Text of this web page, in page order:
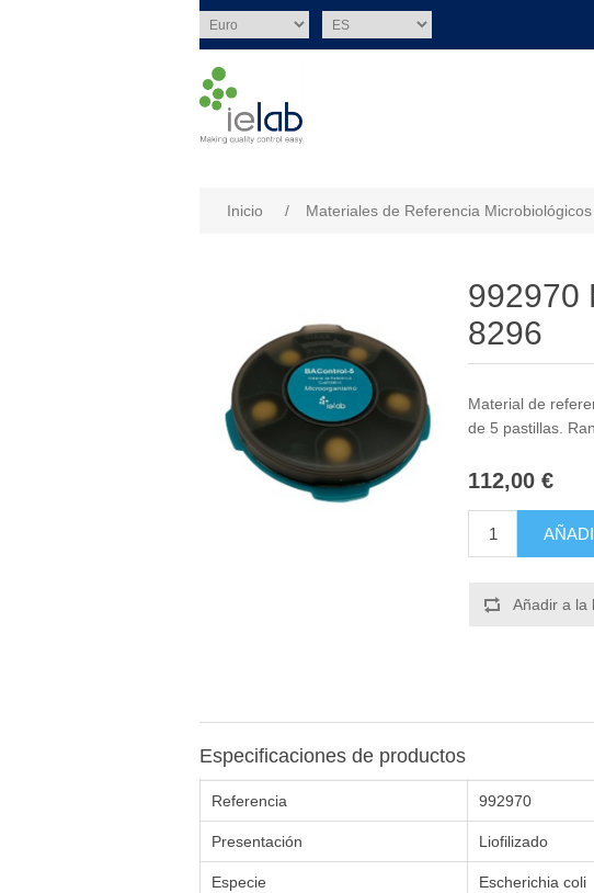
Inicio / Materiales de Referencia Microbiológicos
992970
8296
Material de
de 5 pastillas.
112,00 €
Añadir a la
Especificaciones de productos
Referencia 992970
Presentación Liofilizado
Especie Escherichia coli